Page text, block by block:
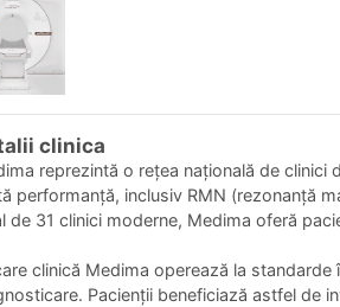
clinica
reprezintă o rețea națională de
performanță, inclusiv RMN (rezonanță
de 31 clinici moderne, Medima oferă
clinică Medima operează la
Pacienții beneficiază astfel de